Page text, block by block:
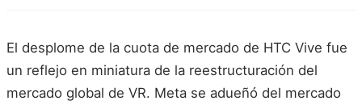
El desplome de la cuota de mercado de HTC Vive fue
un reflejo en miniatura de la reestructuración del
mercado global de VR. Meta se adueñó del mercado